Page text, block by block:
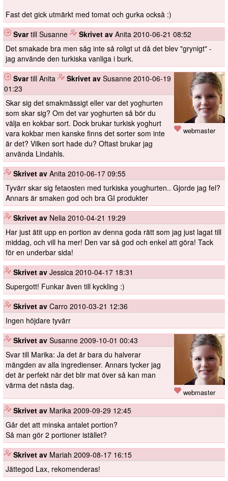
Fast det gick utmärkt med tomat och gurka också :)
Svartill Susanne Skrivet av Anita 2010-06-21 08:52
Det smakade bra men såg inte så roligt ut då det blev "grynigt" -
jag använde den turkiska vanliga i burk.
webmaster
Svartill Anita Skrivet av Susanne 2010-06-19
01:23
Skar sig det smakmässigt eller var det yoghurten
som skar sig? Om det var yoghurten så bör du
välja en kokbar sort. Dock brukar turkisk yoghurt
vara kokbar men kanske finns det sorter som inte
är det? Vilken sort hade du? Oftast brukar jag
använda Lindahls.
Skrivet av Anita 2010-06-17 09:55
Tyvärr skar sig fetaosten med turkiska youghurten.. Gjorde jag fel?
Annars är smaken god och bra GI produkter
Skrivet av Nelia 2010-04-21 19:29
Har just ätit upp en portion av denna goda rätt som jag just lagat till
middag, och vill ha mer! Den var så god och enkel att göra! Tack
för en underbar sida!
Skrivet av Jessica 2010-04-17 18:31
Supergott! Funkar även till kyckling :)
Skrivet av Carro 2010-03-21 12:36
Ingen höjdare tyvärr
webmaster
Skrivet av Susanne 2009-10-01 00:43
Svar till Marika: Ja det är bara du halverar
mängden av alla ingredienser. Annars tycker jag
det är perfekt när det blir mat över så kan man
värma det nästa dag.
Skrivet av Marika 2009-09-29 12:45
Går det att minska antalet portion?
Så man gör 2 portioner istället?
Skrivet av Mariah 2009-08-17 16:15
Jättegod Lax, rekomenderas!